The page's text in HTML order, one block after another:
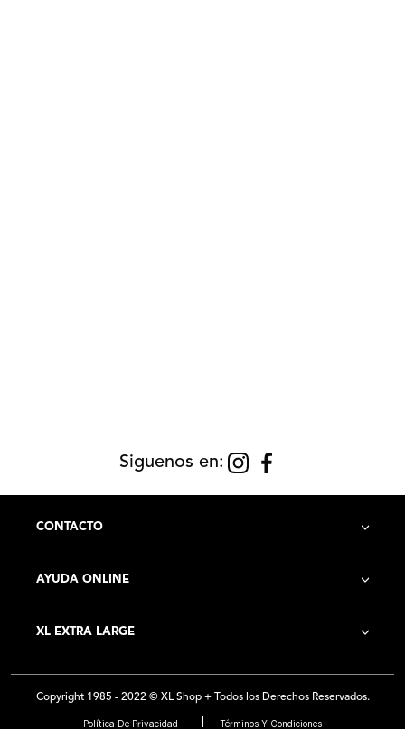
Siguenos en:
CONTACTO
AYUDA ONLINE
Contacto
Preguntas Frecuentes
XL EXTRA LARGE
Historia de la Empresa
Copyright 1985 - 2022 © XL Shop + Todos los Derechos Reservados.
Política De Privacidad Términos Y Condiciones